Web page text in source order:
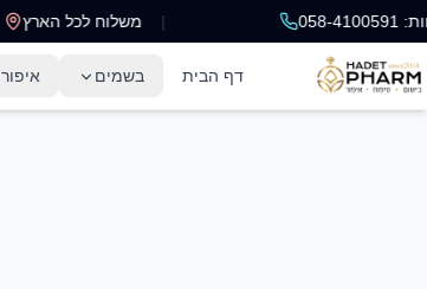
משלוח לכל הארץ
דף הבית בשמים איפור